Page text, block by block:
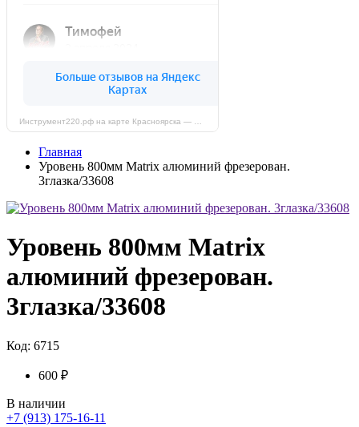
Главная
Уровень 800мм Matrix алюминий фрезерован.
3глазка/33608
Уровень 800мм Matrix
алюминий фрезерован.
3глазка/33608
Код: 6715
600 ₽
В наличии
+7 (913) 175-16-11